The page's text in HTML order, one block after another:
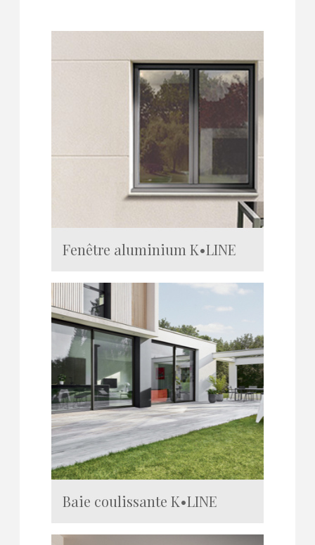
Fenêtre aluminium K•LINE
Baie coulissante K•LINE